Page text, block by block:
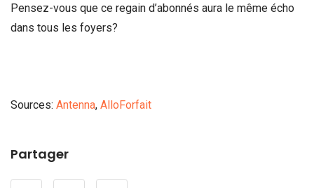
Pensez-vous que ce regain d’abonnés aura le même écho
dans tous les foyers?
Sources: Antenna, AlloForfait
Partager